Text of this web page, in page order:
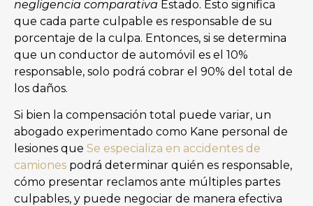
negligencia comparativa Estado. Esto significa
que cada parte culpable es responsable de su
porcentaje de la culpa. Entonces, si se determina
que un conductor de automóvil es el 10%
responsable, solo podrá cobrar el 90% del total de
los daños.
Si bien la compensación total puede variar, un
abogado experimentado como Kane personal de
lesiones que Se especializa en accidentes de
camiones podrá determinar quién es responsable,
cómo presentar reclamos ante múltiples partes
culpables, y puede negociar de manera efectiva